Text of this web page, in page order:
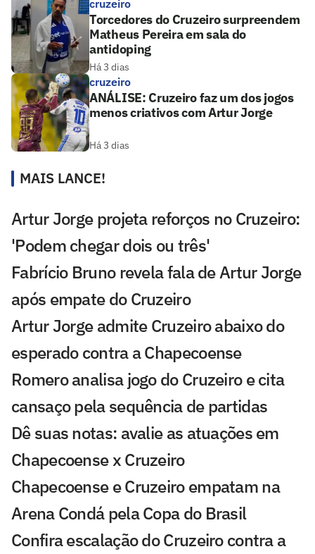
cruzeiro
Torcedores do Cruzeiro surpreendem
Matheus Pereira em sala do
antidoping
Há 3 dias
cruzeiro
ANÁLISE: Cruzeiro faz um dos jogos
menos criativos com Artur Jorge
Há 3 dias
MAIS LANCE!
Artur Jorge projeta reforços no Cruzeiro:
'Podem chegar dois ou três'
Fabrício Bruno revela fala de Artur Jorge
após empate do Cruzeiro
Artur Jorge admite Cruzeiro abaixo do
esperado contra a Chapecoense
Romero analisa jogo do Cruzeiro e cita
cansaço pela sequência de partidas
Dê suas notas: avalie as atuações em
Chapecoense x Cruzeiro
Chapecoense e Cruzeiro empatam na
Arena Condá pela Copa do Brasil
Confira escalação do Cruzeiro contra a